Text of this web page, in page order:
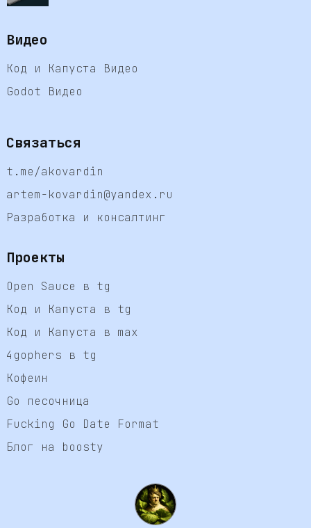
Видео
Код и Капуста Видео
Godot Видео
Связаться
t.me/akovardin
artem-kovardin@yandex.ru
Разработка и консалтинг
Проекты
Open Sauce в tg
Код и Капуста в tg
Код и Капуста в max
4gophers в tg
Кофеин
Go песочница
Fucking Go Date Format
Блог на boosty